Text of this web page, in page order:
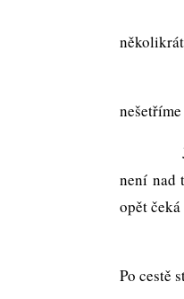
Jelikož
Poté
Já
není nad
opět
Po cestě